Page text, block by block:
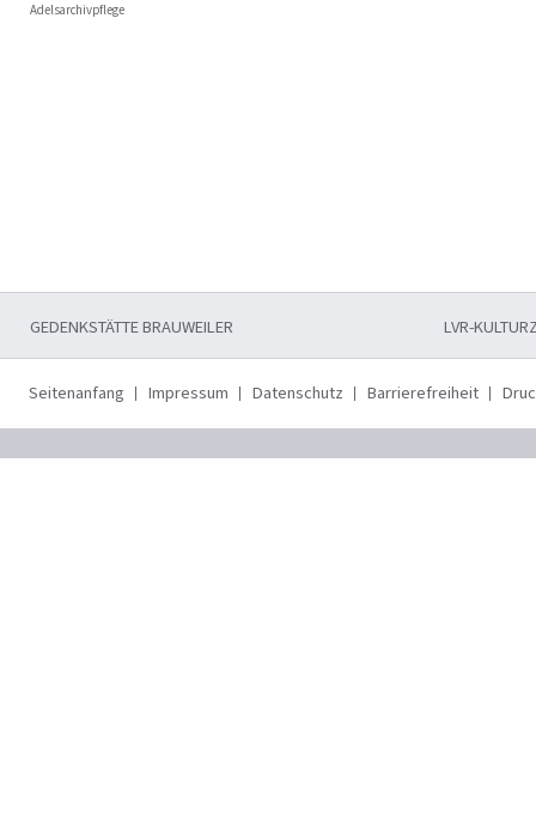
Adelsarchivpflege
GEDENKSTÄTTE BRAUWEILER LVR-
Seitenanfang Impressum Datenschutz Barrierefreiheit